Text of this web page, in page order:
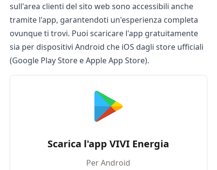
sull'area clienti del sito web sono accessibili anche
tramite l'app, garantendoti un'esperienza completa
ovunque ti trovi. Puoi scaricare l'app gratuitamente
sia per dispositivi Android che iOS dagli store ufficiali
(Google Play Store e Apple App Store).
Scarica l'app VIVI Energia
Per Android